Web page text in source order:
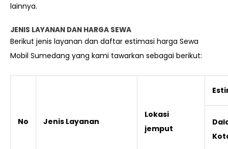
lainnya.
JENIS LAYANAN DAN HARGA SEWA
Berikut jenis layanan dan daftar estimasi harga Sewa
Mobil Sumedang yang kami tawarkan sebagai berikut:
No Jenis Layanan
Lokasi
jemput